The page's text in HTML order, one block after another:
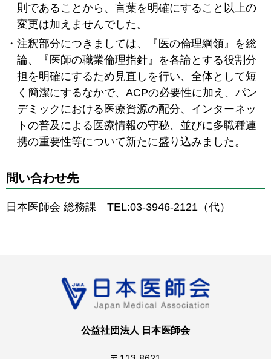
則であることから、言葉を明確にすること以上の
変更は加えませんでした。
注釈部分につきましては、『医の倫理綱領』を総
論、『医師の職業倫理指針』を各論とする役割分
担を明確にするため見直しを行い、全体として短
く簡潔にするなかで、ACPの必要性に加え、パン
デミックにおける医療資源の配分、インターネッ
トの普及による医療情報の守秘、並びに多職種連
携の重要性等について新たに盛り込みました。
問い合わせ先
日本医師会 総務課 TEL:03-3946-2121（代）
公益社団法人 日本医師会